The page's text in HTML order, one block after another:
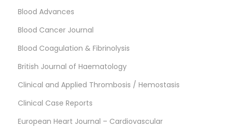
Blood Advances
Blood Cancer Journal
Blood Coagulation & Fibrinolysis
British Journal of Haematology
Clinical and Applied Thrombosis / Hemostasis
Clinical Case Reports
European Heart Journal – Cardiovascular